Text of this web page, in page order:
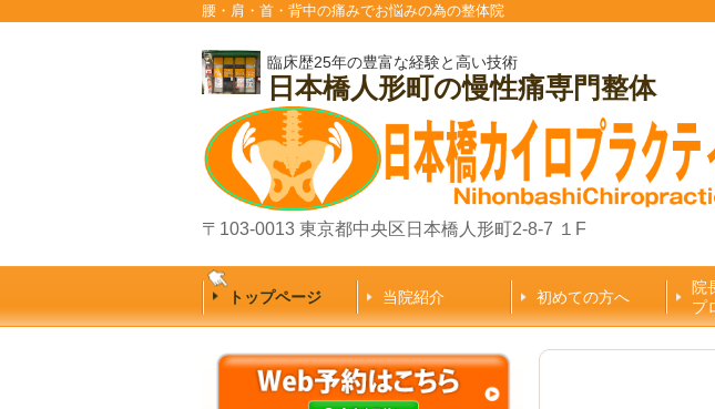
腰・肩・首・背中の痛みでお悩みの為の整体院
臨床歴25年の豊富な経験と高い技術
日本橋人形町の慢性痛専門整体
〒103-0013 東京都中央区日本橋人形町2-8-7 １F
トップページ 当院紹介 初めての方へ
院
プ